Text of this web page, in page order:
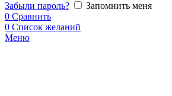
Забыли пароль?
Запомнить меня
0 Сравнить
0 Список желаний
Меню